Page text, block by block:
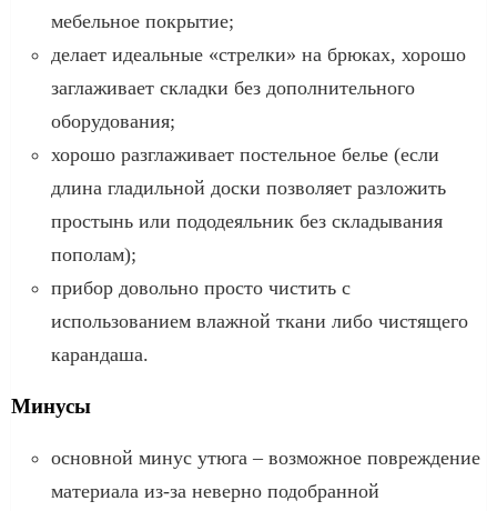
мебельное покрытие;
делает идеальные «стрелки» на брюках, хорошо
заглаживает складки без дополнительного
оборудования;
хорошо разглаживает постельное белье (если
длина гладильной доски позволяет разложить
простынь или пододеяльник без складывания
пополам);
прибор довольно просто чистить с
использованием влажной ткани либо чистящего
карандаша.
Минусы
основной минус утюга – возможное повреждение
материала из-за неверно подобранной